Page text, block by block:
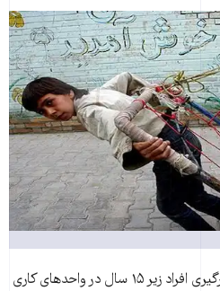
برابر ماده ۷۹ قانون کار ایران، به کارگیری افراد زیر ۱۵ سال در واحدهای کاری